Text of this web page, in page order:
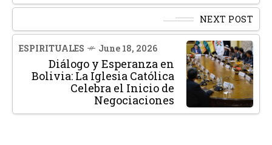
NEXT POST
ESPIRITUALES June 18, 2026
Diálogo y Esperanza en
Bolivia: La Iglesia Católica
Celebra el Inicio de
Negociaciones